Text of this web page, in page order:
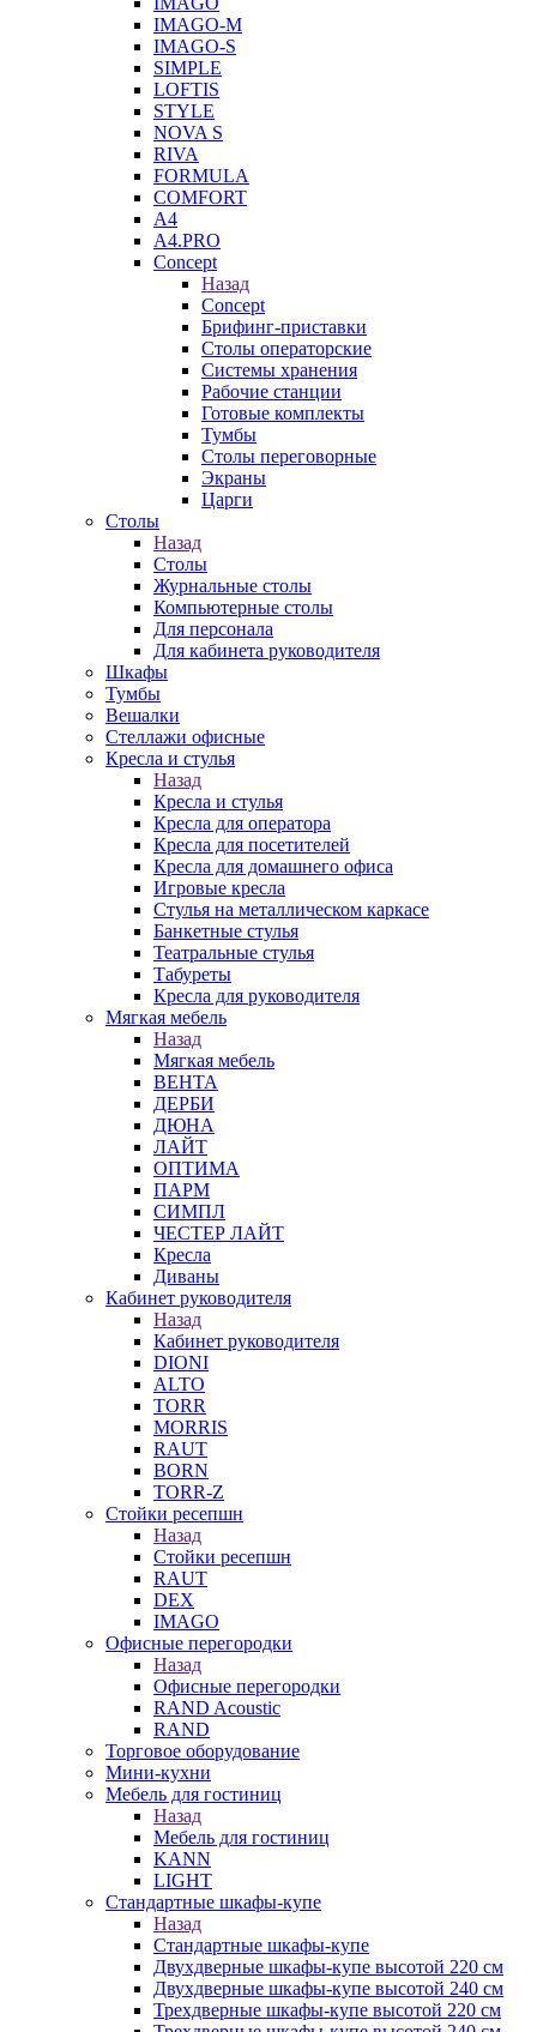
IMAGO-M
IMAGO-S
SIMPLE
LOFTIS
STYLE
NOVA S
RIVA
FORMULA
COMFORT
A4
A4.PRO
Concept
Назад
Concept
Брифинг-приставки
Столы операторские
Системы хранения
Рабочие станции
Готовые комплекты
Тумбы
Столы переговорные
Экраны
Царги
Столы
Назад
Столы
Журнальные столы
Компьютерные столы
Для персонала
Для кабинета руководителя
Шкафы
Тумбы
Вешалки
Стеллажи офисные
Кресла и стулья
Назад
Кресла и стулья
Кресла для оператора
Кресла для посетителей
Кресла для домашнего офиса
Игровые кресла
Стулья на металлическом каркасе
Банкетные стулья
Театральные стулья
Табуреты
Кресла для руководителя
Мягкая мебель
Назад
Мягкая мебель
ВЕНТА
ДЕРБИ
ДЮНА
ЛАЙТ
ОПТИМА
ПАРМ
СИМПЛ
ЧЕСТЕР ЛАЙТ
Кресла
Диваны
Кабинет руководителя
Назад
Кабинет руководителя
DIONI
ALTO
TORR
MORRIS
RAUT
BORN
TORR-Z
Стойки ресепшн
Назад
Стойки ресепшн
RAUT
DEX
IMAGO
Офисные перегородки
Назад
Офисные перегородки
RAND Acoustic
RAND
Торговое оборудование
Мини-кухни
Мебель для гостиниц
Назад
Мебель для гостиниц
KANN
LIGHT
Стандартные шкафы-купе
Назад
Стандартные шкафы-купе
Двухдверные шкафы-купе высотой 220 см
Двухдверные шкафы-купе высотой 240 см
Трехдверные шкафы-купе высотой 220 см